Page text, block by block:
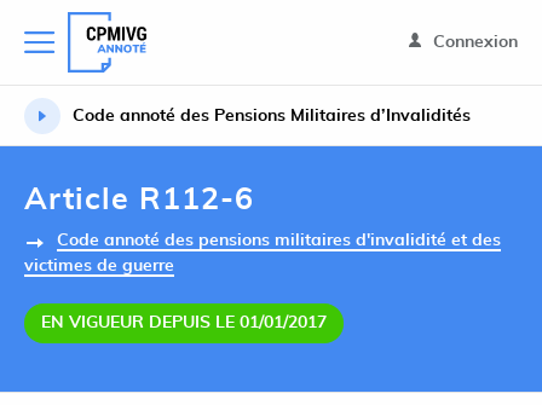
Connexion
Code annoté des Pensions Militaires d’Invalidités
Article R112-6
Code annoté des pensions militaires d'invalidité et des
victimes de guerre
EN VIGUEUR DEPUIS LE 01/01/2017